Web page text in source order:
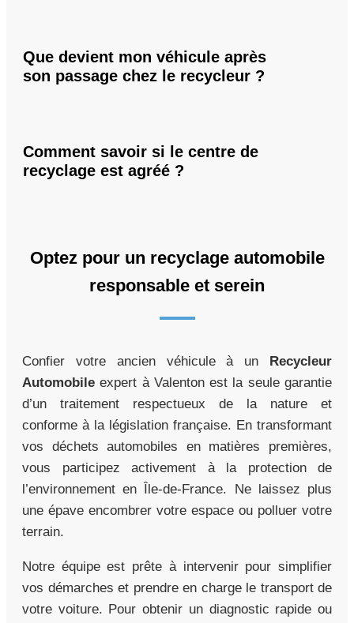
Que devient mon véhicule après
son passage chez le recycleur ?
Comment savoir si le centre de
recyclage est agréé ?
Optez pour un recyclage automobile
responsable et serein
Confier votre ancien véhicule à un Recycleur
Automobile expert à Valenton est la seule garantie
d’un traitement respectueux de la nature et
conforme à la législation française. En transformant
vos déchets automobiles en matières premières,
vous participez activement à la protection de
l’environnement en Île-de-France. Ne laissez plus
une épave encombrer votre espace ou polluer votre
terrain.
Notre équipe est prête à intervenir pour simplifier
vos démarches et prendre en charge le transport de
votre voiture. Pour obtenir un diagnostic rapide ou